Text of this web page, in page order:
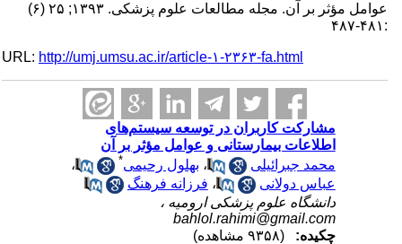
عوامل مؤثر بر آن. مجله مطالعات علوم پزشکی. ۱۳۹۳; ۲۵ (۶)
URL:http://umj.umsu.ac.ir/article-۱-۲۳۶۳-fa.html
مشارکت کاربران در توسعه سیستم‌های
اطلاعات بیمارستانی و عوامل مؤثر بر آن
محمد جبرائیلی
،بهلول رحیمی
،
عباس دولانی
،فرزانه فرهنگ
دانشگاه علوم پزشکی ارومیه ،
bahlol.rahimi@gmail.com
چکیده: